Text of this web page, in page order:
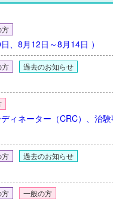
方
、8月12日～8月14日 ）
方 過去のお知らせ
ィネーター（CRC）、治
方 過去のお知らせ
方 一般の方